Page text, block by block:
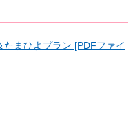
まひよプラン [PDFファイ